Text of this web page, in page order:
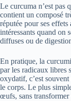
Le curcuma n’est pas
contient un composé
réputée pour ses effets
intéressants quand on
diffuses ou de
En pratique, la
par les radicaux libres
oxydatif, c’est
le corps. Le plus
œufs, sans transformer